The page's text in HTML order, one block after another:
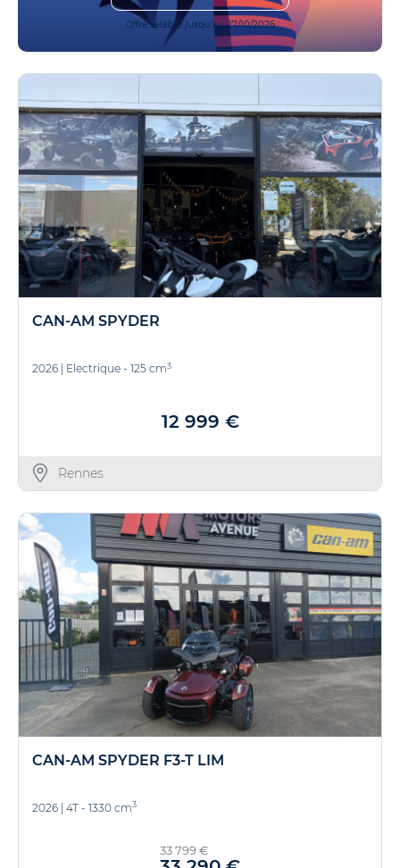
Offre valable jusqu'au 27/10/2026
CAN-AM SPYDER
2026 Electrique - 125 cm3
12 999 €
Rennes
CAN-AM SPYDER F3-T LIM
2026 4T - 1330 cm3
33 799 €